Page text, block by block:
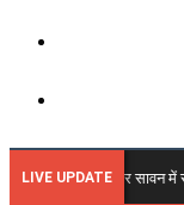
for
LIVE UPDATE
2026: अगर सावन में सपने में